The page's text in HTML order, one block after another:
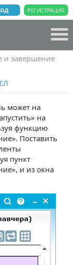
РЕГИСТРАЦИЯ
и завершение
может на
на
функцию
Поставить
пункт
и из окна